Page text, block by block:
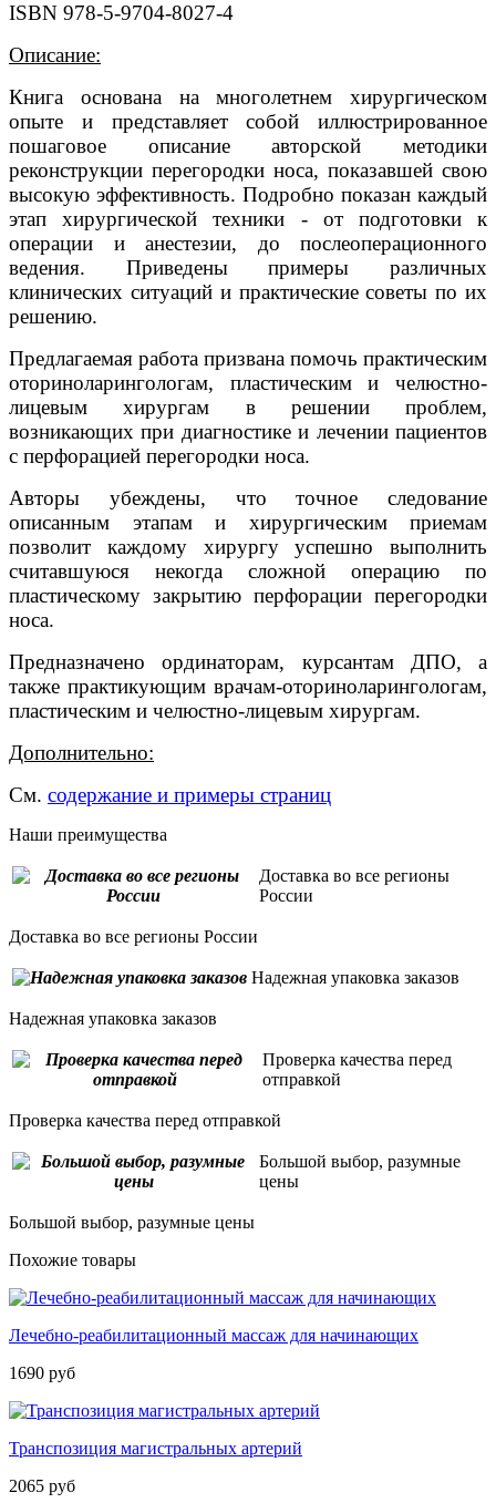
ISBN 978-5-9704-8027-4
Описание:
Книга основана на многолетнем хирургическом
опыте и представляет собой иллюстрированное
пошаговое описание авторской методики
реконструкции перегородки носа, показавшей свою
высокую эффективность. Подробно показан каждый
этап хирургической техники - от подготовки к
операции и анестезии, до послеоперационного
ведения. Приведены примеры различных
клинических ситуаций и практические советы по их
решению.
Предлагаемая работа призвана помочь практическим
оториноларингологам, пластическим и челюстно-
лицевым хирургам в решении проблем,
возникающих при диагностике и лечении пациентов
с перфорацией перегородки носа.
Авторы убеждены, что точное следование
описанным этапам и хирургическим приемам
позволит каждому хирургу успешно выполнить
считавшуюся некогда сложной операцию по
пластическому закрытию перфорации перегородки
носа.
Предназначено ординаторам, курсантам ДПО, а
также практикующим врачам-оториноларингологам,
пластическим и челюстно-лицевым хирургам.
Дополнительно:
См. содержание и примеры страниц
Наши преимущества
Доставка во все регионы
России
Доставка во все регионы России
Надежная упаковка заказов
Надежная упаковка заказов
Проверка качества перед
отправкой
Проверка качества перед отправкой
Большой выбор, разумные
цены
Большой выбор, разумные цены
Похожие товары
Лечебно-реабилитационный массаж для начинающих
1690 руб
Транспозиция магистральных артерий
2065 руб